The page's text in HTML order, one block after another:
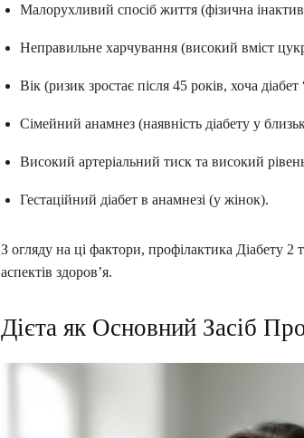
Малорухливий спосіб життя (фізична
Неправильне харчування (високий вміст
Вік (ризик зростає після 45 років, хоча
Сімейний анамнез (наявність діабету у
Високий артеріальний тиск та високий
Гестаційний діабет в анамнезі (у жінок).
З огляду на ці фактори, профілактика Діабету
аспектів здоров’я.
Дієта як Основний Засіб